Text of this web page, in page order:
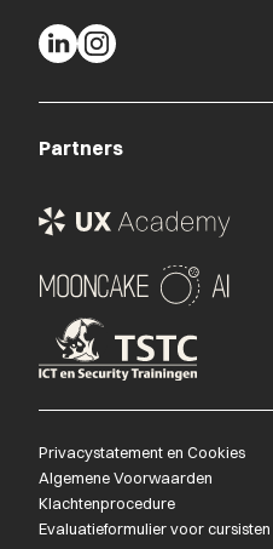
Partners
Privacystatement en Cookies
Algemene Voorwaarden
Klachtenprocedure
Evaluatieformulier voor cursisten